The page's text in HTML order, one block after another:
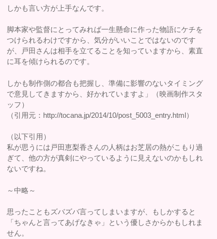
しかも言い方が上手なんです。
脚本家や監督にとってみれば一生懸命に作った物語にケチを
つけられるわけですから、気分がいいことではないのです
が、戸田さんは相手を立てることを知っていますから、素直
に耳を傾けられるのです。
しかも制作側の都合も把握し、準備に影響のないタイミング
で意見してきますから、好かれていますよ」（映画制作スタ
ッフ）
（引用元：http://tocana.jp/2014/10/post_5003_entry.html）
（以下引用）
私が思うには戸田恵梨香さんの人柄はお芝居の熱がこもり過
ぎて、他の方が真剣にやっているように見えないのかもしれ
ないですね。
～中略～
思ったこともズバズバ言ってしまいますが、もしかすると
「ちゃんと言ってあげなきゃ」という優しさからかもしれま
せん。